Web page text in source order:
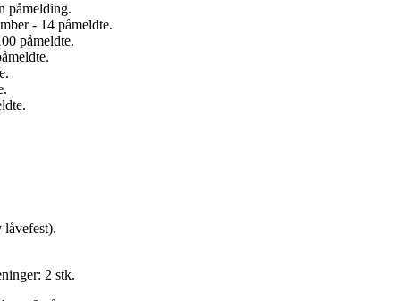
påmelding.
- 14 påmeldte.
påmeldte.
låvefest).
2 stk.